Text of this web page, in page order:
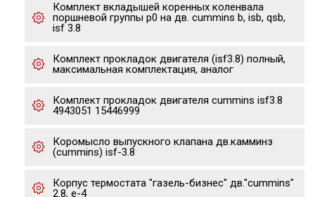
Комплект вкладышей коренных коленвала
поршневой группы р0 на дв. cummins b, isb, qsb,
isf 3.8
Комплект прокладок двигателя (isf3.8) полный,
максимальная комплектация, аналог
Комплект прокладок двигателя cummins isf3.8
4943051 15446999
Коромысло выпускного клапана дв.камминз
(cummins) isf-3.8
Корпус термостата "газель-бизнес" дв."cummins"
2.8, е-4